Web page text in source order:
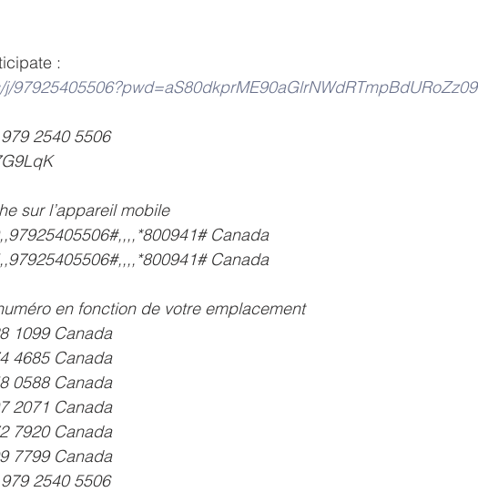
:
97925405506?pwd=aS80dkprME90aGlrNWdRTmpBdURoZz09
2540 5506
sur l’appareil mobile
Canada
Canada
en fonction de votre emplacement
328 1099 Canada
374 4685 Canada
558 0588 Canada
907 2071 Canada
272 7920 Canada
809 7799 Canada
2540 5506